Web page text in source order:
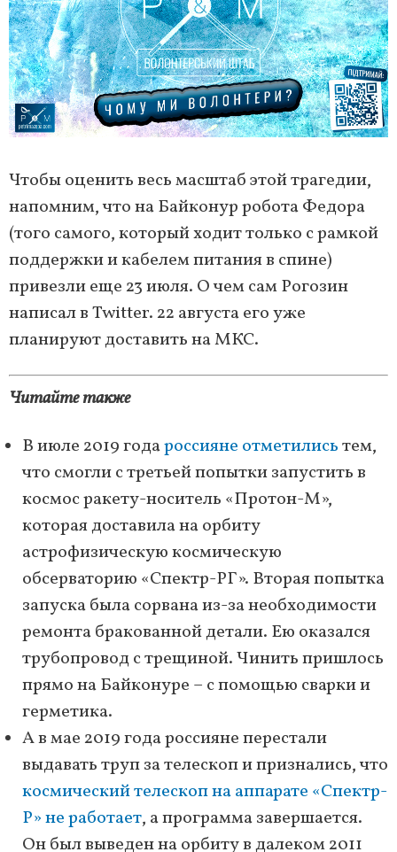
Чтобы оценить весь масштаб этой трагедии,
напомним, что на Байконур робота Федора
(того самого, который ходит только с рамкой
поддержки и кабелем питания в спине)
привезли еще 23 июля. О чем сам Рогозин
написал в Twitter. 22 августа его уже
планируют доставить на МКС.
Читайте также
В июле 2019 годароссияне отметилисьтем,
что смогли с третьей попытки запустить в
космос ракету-носитель «Протон-М»,
которая доставила на орбиту
астрофизическую космическую
обсерваторию «Спектр-РГ». Вторая попытка
запуска была сорвана из-за необходимости
ремонта бракованной детали. Ею оказался
трубопровод с трещиной. Чинить пришлось
прямо на Байконуре – с помощью сварки и
герметика.
А в мае 2019 года россияне перестали
выдавать труп за телескоп и признались, что
космический телескоп на аппарате «Спектр-
Р» не работает, а программа завершается.
Он был выведен на орбиту в далеком 2011